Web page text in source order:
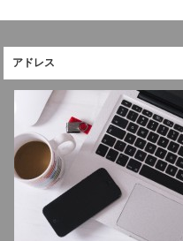
アドレス